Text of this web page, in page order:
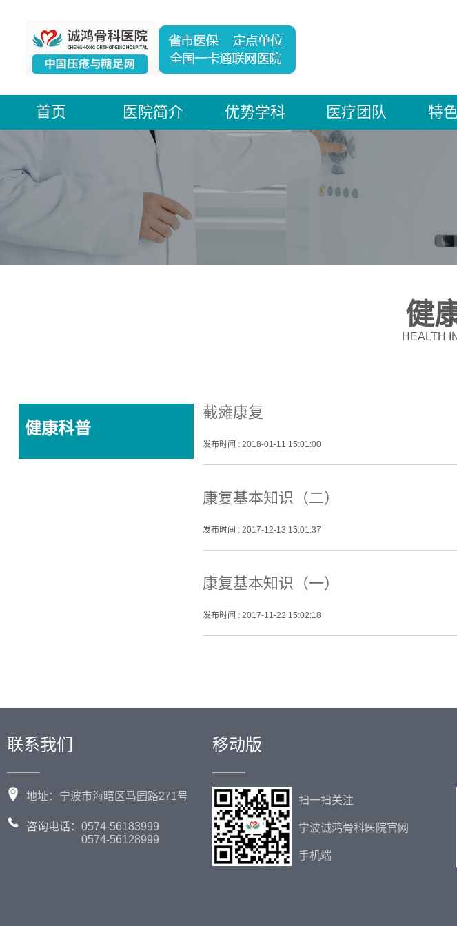
首页 医院简介 优势学科 医疗团队 特
健
HEALTH
健康科普
截瘫康复
发布时间 : 2018-01-11 15:01:00
康复基本知识（二）
发布时间 : 2017-12-13 15:01:37
康复基本知识（一）
发布时间 : 2017-11-22 15:02:18
联系我们
——
地址：宁波市海曙区马园路271号
咨询电话：0574-56183999
0574-56128999
移动版
——
扫一扫关注
宁波诚鸿骨科医院官网
手机端